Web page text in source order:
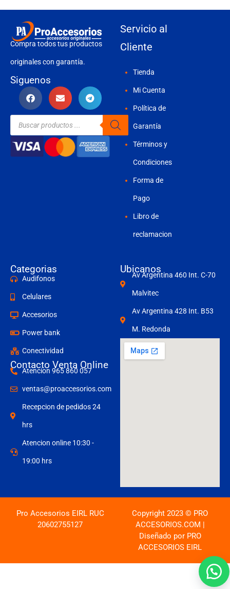
Compra todos tus productos
originales con garantía.
Siguenos
Búsqueda
productos
Servicio al
Cliente
Tienda
Mi Cuenta
Política de
Garantía
Términos y
Condiciones
Forma de
Pago
Libro de
reclamacion
Categorias
Audifonos
Celulares
Accesorios
Power bank
Conectividad
Contacto Venta Online
Atencion 965 860 057
ventas@proaccesorios.com
Recepcion de pedidos 24
hrs
Atencion online 10:30 -
19:00 hrs
Ubicanos
Av Argentina 460 Int. C-70
Malvitec
Av Argentina 428 Int. B53
M. Redonda
Pro Accesorios EIRL RUC
20602755127
Copyright 2023 © PRO
ACCESORIOS.COM |
Diseñado por PRO
ACCESORIOS EIRL